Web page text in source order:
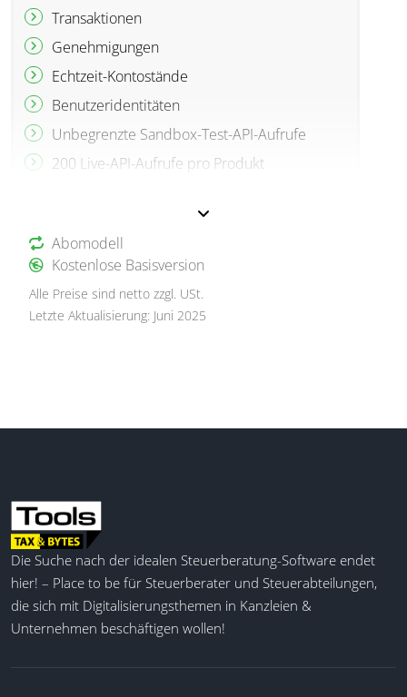
Transaktionen
Genehmigungen
Echtzeit-Kontostände
Benutzeridentitäten
Unbegrenzte Sandbox-Test-API-Aufrufe
200 Live-API-Aufrufe pro Produkt
Abomodell
Kostenlose Basisversion
Alle Preise sind netto zzgl. USt.
Letzte Aktualisierung: Juni 2025
Die Suche nach der idealen Steuerberatung-Software endet
hier! – Place to be für Steuerberater und Steuerabteilungen,
die sich mit Digitalisierungsthemen in Kanzleien &
Unternehmen beschäftigen wollen!